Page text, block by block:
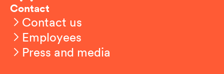
Contact
Contact us
Employees
Press and media